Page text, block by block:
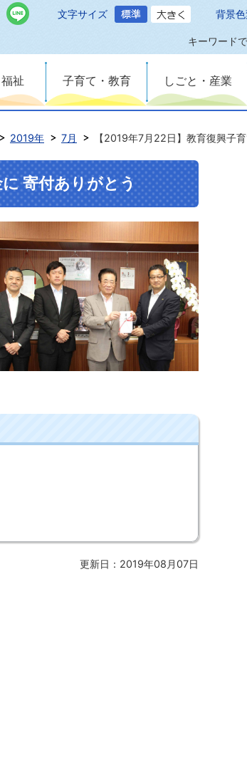
文字サイズ 背景
キーワード
祉 子育て・教育 しごと・産業
2019年 7月 【2019年7月22日】教育復興子
寄付ありがとう
更新日：2019年08月07日